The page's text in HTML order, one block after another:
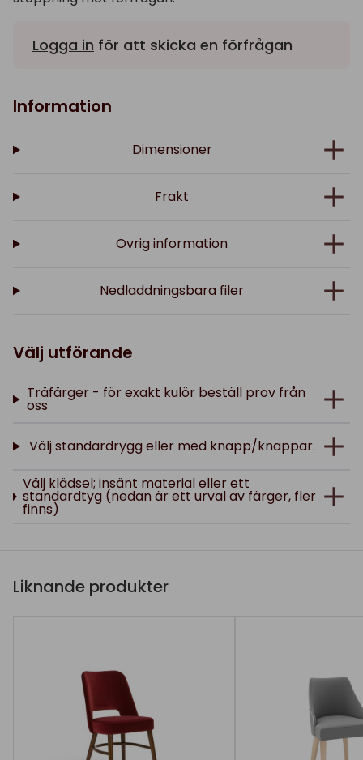
Logga in för att skicka en förfrågan
Information
Dimensioner
Frakt
Övrig information
Nedladdningsbara filer
Välj utförande
Träfärger - för exakt kulör beställ prov från
oss
Välj standardrygg eller med knapp/knappar.
Välj klädsel; insänt material eller ett
standardtyg (nedan är ett urval av färger, fler
finns)
Liknande produkter